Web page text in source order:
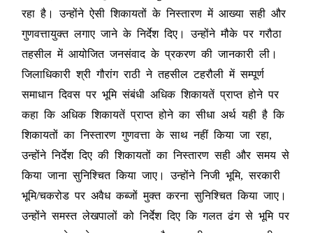
रहा है। उन्होंने ऐसी शिकायतों के निस्तारण में आख्या सही और
गुणवत्तायुक्त लगाए जाने के निर्देश दिए। उन्होंने मौके पर गरौठा
तहसील में आयोजित जनसंवाद के प्रकरण की जानकारी ली।
जिलाधिकारी श्री गौरांग राठी ने तहसील टहरौली में सम्पूर्ण
समाधान दिवस पर भूमि संबंधी अधिक शिकायतें प्राप्त होने पर
कहा कि अधिक शिकायतें प्राप्त होने का सीधा अर्थ यही है कि
शिकायतों का निस्तारण गुणवत्ता के साथ नहीं किया जा रहा,
उन्होंने निर्देश दिए की शिकायतों का निस्तारण सही और समय से
किया जाना सुनिश्चित किया जाए। उन्होंने निजी भूमि, सरकारी
भूमि/चकरोड पर अवैध कब्जों मुक्त करना सुनिश्चित किया जाए।
उन्होंने समस्त लेखपालों को निर्देश दिए कि गलत ढंग से भूमि पर